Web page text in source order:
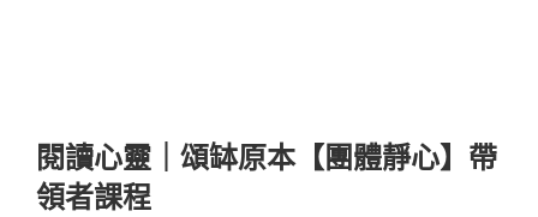
閱讀心靈｜頌缽原本【團體靜心】帶
領者課程